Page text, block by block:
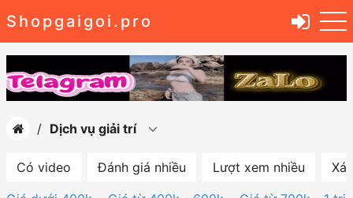
Shopgaigoi.pro
Dịch vụ giải trí
Có video Đánh giá nhiều Lượt xem nhiều